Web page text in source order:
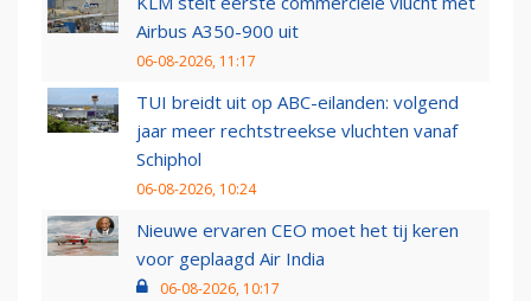
Airbus A350-900 uit
06-08-2026, 11:17
TUI breidt uit op ABC-eilanden: volgend
jaar meer rechtstreekse vluchten vanaf
Schiphol
06-08-2026, 10:24
Nieuwe ervaren CEO moet het tij keren
voor geplaagd Air India
06-08-2026, 10:17